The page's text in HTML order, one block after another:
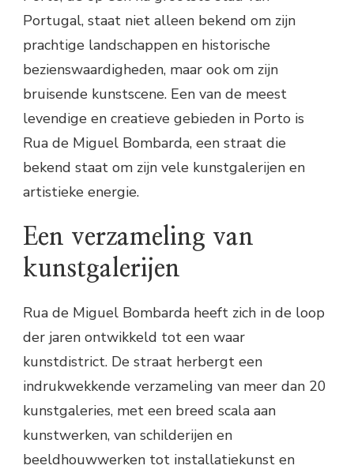
Portugal, staat niet alleen bekend om zijn
prachtige landschappen en historische
bezienswaardigheden, maar ook om zijn
bruisende kunstscene. Een van de meest
levendige en creatieve gebieden in Porto is
Rua de Miguel Bombarda, een straat die
bekend staat om zijn vele kunstgalerijen en
artistieke energie.
Een verzameling van
kunstgalerijen
Rua de Miguel Bombarda heeft zich in de loop
der jaren ontwikkeld tot een waar
kunstdistrict. De straat herbergt een
indrukwekkende verzameling van meer dan 20
kunstgaleries, met een breed scala aan
kunstwerken, van schilderijen en
beeldhouwwerken tot installatiekunst en